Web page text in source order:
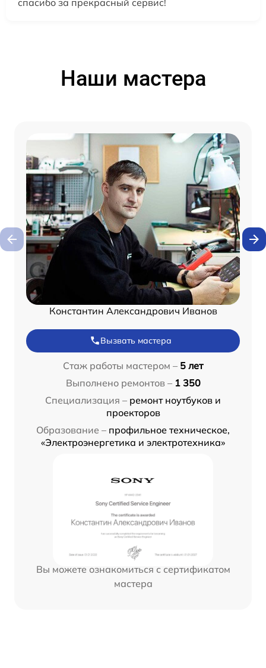
Наши мастера
Константин Александрович Иванов
Вызвать мастера
Стаж работы мастером – 5 лет
Выполнено ремонтов – 1 350
Специализация – ремонт ноутбуков и
проекторов
Образование – профильное техническое,
«Электроэнергетика и электротехника»
Вы можете ознакомиться с сертификатом
мастера